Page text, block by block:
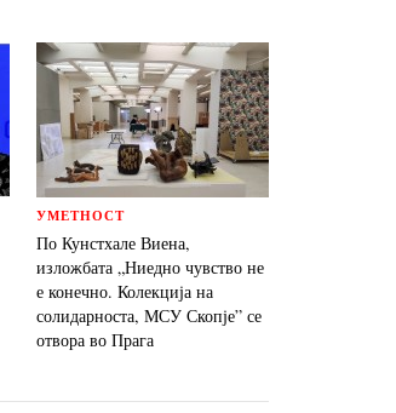
УМЕТНОСТ
По Кунстхале Виена,
изложбата „Ниедно чувство не
е конечно. Колекција на
солидарноста, МСУ Скопје” се
отвора во Прага